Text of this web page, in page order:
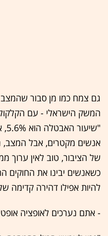
גם צמח כמו מן סבור
המשק הישראלי - עם
אנשים מקטרים, אבל המצב,
של הציבור, טוב לאין ערוך
כשאנשים יבינו את החוקים
להיות אפילו דהירה קדימה
- אתם נערכים לאופציה